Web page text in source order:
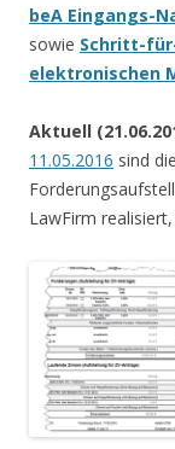
beA Eingangs-
sowie Schritt-
elektronischen
Aktuell
11.05.2016 sind
LawFirm realisiert,